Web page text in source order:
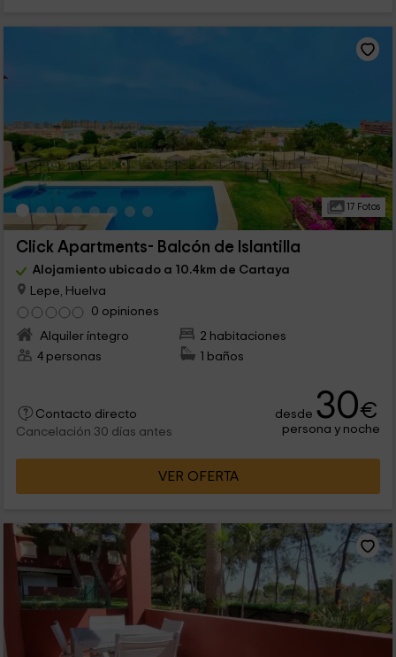
17 Fotos
Click Apartments- Balcón de Islantilla
Alojamiento ubicado a 10.4km de Cartaya
Lepe, Huelva
0 opiniones
Alquiler íntegro
2 habitaciones
4 personas
1 baños
Contacto directo
Cancelación 30 días antes
desde 30€
persona y noche
VER OFERTA